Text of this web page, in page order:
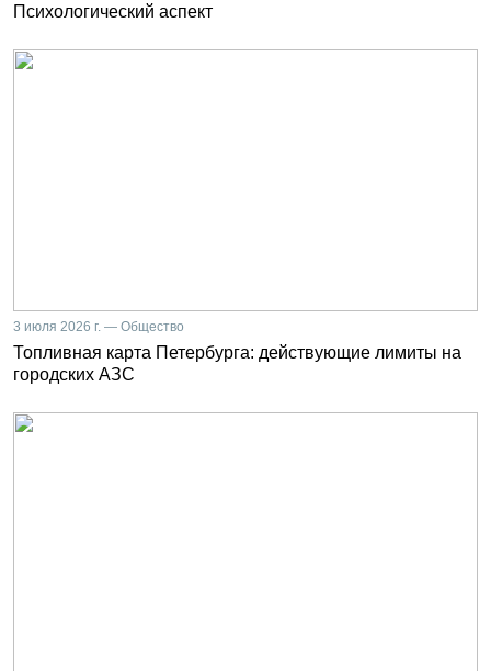
Психологический аспект
3 июля 2026 г. — Общество
Топливная карта Петербурга: действующие лимиты на
городских АЗС